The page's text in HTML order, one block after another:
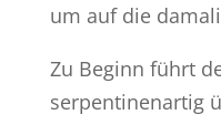
um auf die
Zu Beginn führt
serpentinenartig